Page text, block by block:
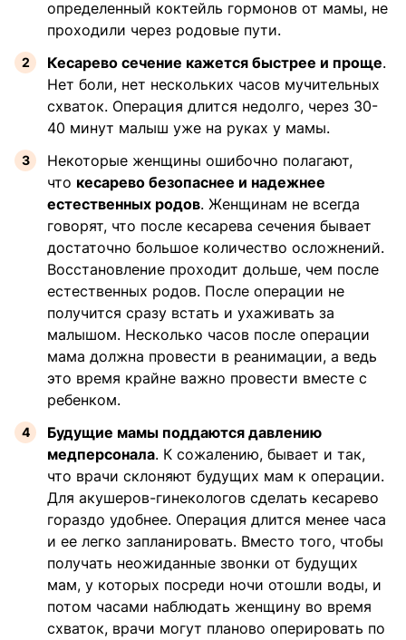
определенный коктейль гормонов от мамы, не
проходили через родовые пути.
Кесарево сечение кажется быстрее и проще.
Нет боли, нет нескольких часов мучительных
схваток. Операция длится недолго, через 30-
40 минут малыш уже на руках у мамы.
Некоторые женщины ошибочно полагают,
что кесарево безопаснее и надежнее
естественных родов. Женщинам не всегда
говорят, что после кесарева сечения бывает
достаточно большое количество осложнений.
Восстановление проходит дольше, чем после
естественных родов. После операции не
получится сразу встать и ухаживать за
малышом. Несколько часов после операции
мама должна провести в реанимации, а ведь
это время крайне важно провести вместе с
ребенком.
Будущие мамы поддаются давлению
медперсонала. К сожалению, бывает и так,
что врачи склоняют будущих мам к операции.
Для акушеров-гинекологов сделать кесарево
гораздо удобнее. Операция длится менее часа
и ее легко запланировать. Вместо того, чтобы
получать неожиданные звонки от будущих
мам, у которых посреди ночи отошли воды, и
потом часами наблюдать женщину во время
схваток, врачи могут планово оперировать по